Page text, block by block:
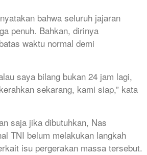
bahwa seluruh jajaran
penuh. Bahkan, dirinya
waktu normal demi
saya bilang bukan 24 jam lagi,
sekarang, kami siap,” kata
saja jika dibutuhkan, Nas
TNI belum melakukan langkah
isu pergerakan massa tersebut.